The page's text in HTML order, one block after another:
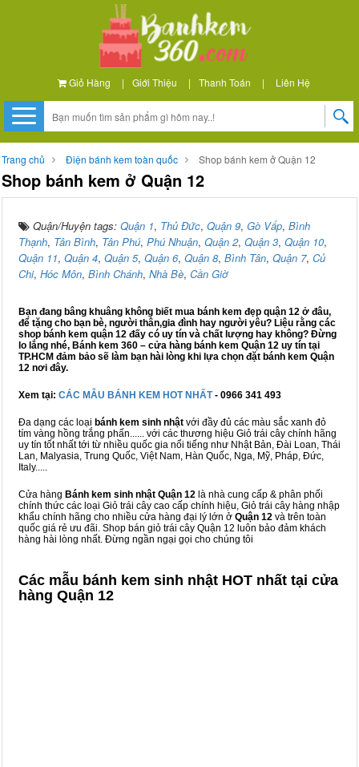
Giỏ Hàng | Giới Thiệu | Thanh Toán | Liên Hệ
Trang chủ Điện bánh kem toàn quốc Shop bánh kem ở Quận 12
Shop bánh kem ở Quận 12
Quận/Huyện tags: Quận 1, Thủ Đức, Quận 9, Gò Vấp, Bình
Thạnh, Tân Bình, Tân Phú, Phú Nhuận, Quận 2, Quận 3, Quận 10,
Quận 11, Quận 4, Quận 5, Quận 6, Quận 8, Bình Tân, Quận 7, Củ
Chi, Hóc Môn, Bình Chánh, Nhà Bè, Cần Giờ
Bạn đang bâng khuâng không biết mua bánh kem đẹp quận 12 ở đâu,
để tặng cho bạn bè, người thân,gia đình hay người yêu? Liệu rằng các
shop bánh kem quận 12 đấy có uy tín và chất lượng hay không? Đừng
lo lắng nhé, Bánh kem 360 – cửa hàng bánh kem Quận 12 uy tín tại
TP.HCM đảm bảo sẽ làm bạn hài lòng khi lựa chọn đặt bánh kem Quận
12 nơi đây.
Xem tại: CÁC MẪU BÁNH KEM HOT NHẤT- 0966 341 493
Đa dạng các loại bánh kem sinh nhật với đầy đủ các màu sắc xanh đỏ
tím vàng hồng trắng phấn...... với các thương hiệu Giỏ trái cây chính hãng
uy tín tốt nhất tới từ nhiều quốc gia nổi tiếng như Nhật Bản, Đài Loan, Thái
Lan, Malyasia, Trung Quốc, Việt Nam, Hàn Quốc, Nga, Mỹ, Pháp, Đức,
Italy.....
Cửa hàng Bánh kem sinh nhật Quận 12 là nhà cung cấp & phân phối
chính thức các loại Giỏ trái cây cao cấp chính hiệu, Giỏ trái cây hàng nhập
khẩu chính hãng cho nhiều cửa hàng đại lý lớn ở Quận 12 và trên toàn
quốc giá rẻ ưu đãi. Shop bán giỏ trái cây Quận 12 luôn bảo đảm khách
hàng hài lòng nhất. Đừng ngần ngại gọi cho chúng tôi
Các mẫu bánh kem sinh nhật HOT nhất tại cửa
hàng Quận 12